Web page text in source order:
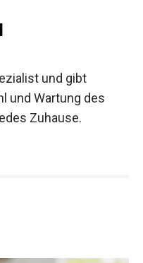
und gibt
und Wartung des
Zuhause.